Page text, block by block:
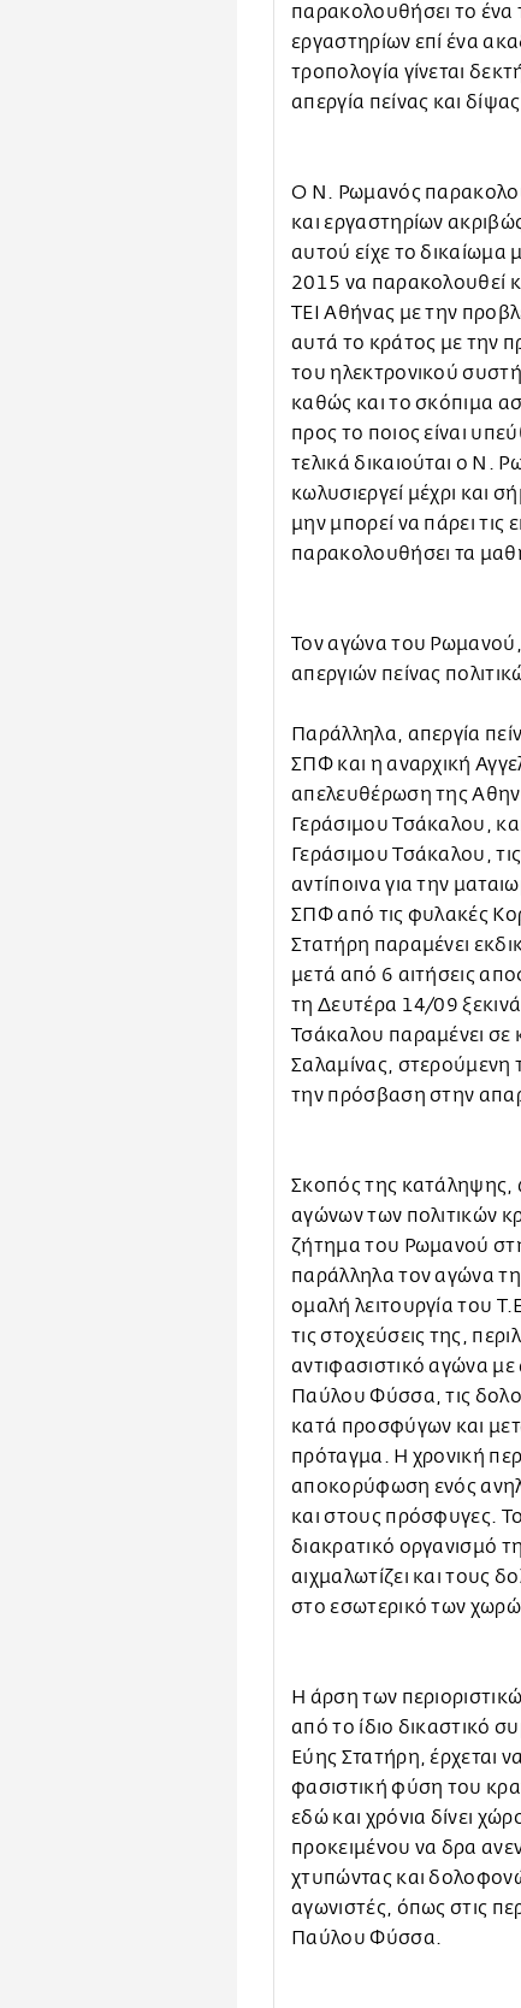
παρακολουθήσει το
εργαστηρίων επί ένα
τροπολογία γίνεται
απεργία πείνας και
Ο Ν. Ρωμανός
και εργαστηρίων
αυτού είχε το δικαίωμα
2015 να παρακολουθεί
ΤΕΙ Αθήνας με την
αυτά το κράτος με την
του ηλεκτρονικού
καθώς και το σκόπιμα
προς το ποιος είναι
τελικά δικαιούται ο Ν.
κωλυσιεργεί μέχρι και
μην μπορεί να πάρει τις
παρακολουθήσει τα
Τον αγώνα του
απεργιών πείνας
Παράλληλα, απεργία
ΣΠΦ και η αναρχική
απελευθέρωση της
Γεράσιμου Τσάκαλου,
Γεράσιμου Τσάκαλου,
αντίποινα για την
ΣΠΦ από τις φυλακές
Στατήρη παραμένει
μετά από 6 αιτήσεις
τη Δευτέρα 14/09
Τσάκαλου παραμένει σε
Σαλαμίνας, στερούμενη
την πρόσβαση στην
Σκοπός της κατάληψης,
αγώνων των πολιτικών
ζήτημα του Ρωμανού
παράλληλα τον αγώνα
ομαλή λειτουργία του
τις στοχεύσεις της,
αντιφασιστικό αγώνα
Παύλου Φύσσα, τις
κατά προσφύγων και
πρόταγμα. Η χρονική
αποκορύφωση ενός
και στους πρόσφυγες.
διακρατικό οργανισμό
αιχμαλωτίζει και τους
στο εσωτερικό των
Η άρση των
από το ίδιο δικαστικό
Εύης Στατήρη, έρχεται
φασιστική φύση του
εδώ και χρόνια δίνει
προκειμένου να δρα
χτυπώντας και
αγωνιστές, όπως στις
Παύλου Φύσσα.